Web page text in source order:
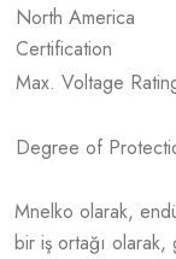
North America
Certification
Max. Voltage
Degree of
Mnelko olarak,
bir iş ortağı olarak,